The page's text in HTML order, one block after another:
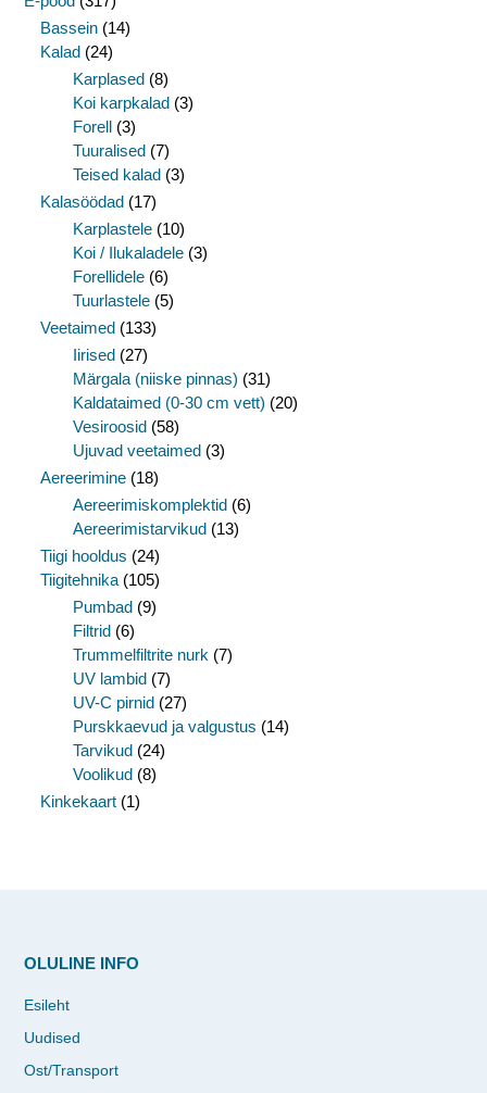
Bassein (14)
Kalad (24)
Karplased (8)
Koi karpkalad (3)
Forell
(3)
Tuuralised (7)
Teised kalad (3)
Kalasöödad (17)
Karplastele (10)
Koi / Ilukaladele (3)
Forellidele (6)
Tuurlastele (5)
Veetaimed (133)
Iirised (27)
Märgala (niiske pinnas) (31)
Kaldataimed (0-30 cm vett) (20)
Vesiroosid (58)
Ujuvad veetaimed (3)
Aereerimine (18)
Aereerimiskomplektid (6)
Aereerimistarvikud (13)
Tiigi hooldus (24)
Tiigitehnika (105)
Pumbad (9)
Filtrid (6)
Trummelfiltrite nurk (7)
UV lambid (7)
UV-C pirnid (27)
Purskkaevud ja valgustus (14)
Tarvikud (24)
Voolikud (8)
Kinkekaart (1)
OLULINE INFO
Esileht
Uudised
Ost/Transport